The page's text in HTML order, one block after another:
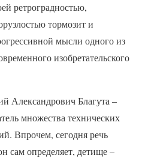
ретроградностью,
тормозит и
мысли одного из
изобретательского
Александрович Благута –
множества технических
Впрочем, сегодня речь
сам определяет, детище –